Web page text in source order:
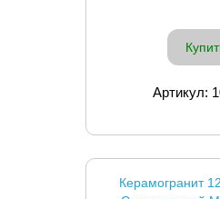
Артикул:
Керамогранит